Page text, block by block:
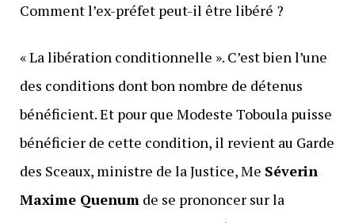
Comment l’ex-préfet peut-il être libéré ?
« La libération conditionnelle ». C’est bien l’une
des conditions dont bon nombre de détenus
bénéficient. Et pour que Modeste Toboula puisse
bénéficier de cette condition, il revient au Garde
des Sceaux, ministre de la Justice, Me Séverin
Maxime Quenumde se prononcer sur la